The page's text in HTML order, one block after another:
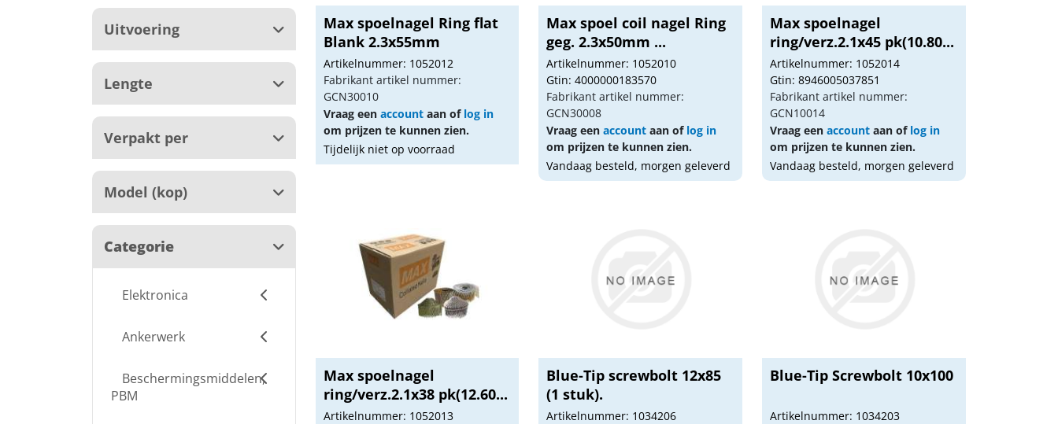
Uitvoering
Lengte
Verpakt per
Model (kop)
Categorie
Elektronica
Ankerwerk
Beschermingsmiddelen,
PBM
Max spoelnagel Ring flat
Blank 2.3x55mm
Artikelnummer: 1052012
Fabrikant artikel nummer:
GCN30010
Vraag een accountaan of log in
om prijzen te kunnen zien.
Tijdelijk niet op voorraad
Max spoel coil nagel Ring
geg. 2.3x50mm ...
Artikelnummer: 1052010
Gtin: 4000000183570
Fabrikant artikel nummer:
GCN30008
Vraag eenaccount aan of log in
om prijzen te kunnen zien.
Vandaag besteld, morgen geleverd
Max spoelnagel
ring/verz.2.1x45 pk(10.80...
Artikelnummer: 1052014
Gtin: 8946005037851
Fabrikant artikel nummer:
GCN10014
Vraag eenaccount aan of log in
om prijzen te kunnen zien.
Vandaag besteld, morgen geleverd
Max spoelnagel
ring/verz.2.1x38 pk(12.60...
Artikelnummer: 1052013
Blue-Tip screwbolt 12x85
(1 stuk).
Artikelnummer: 1034206
Blue-Tip Screwbolt 10x100
Artikelnummer: 1034203